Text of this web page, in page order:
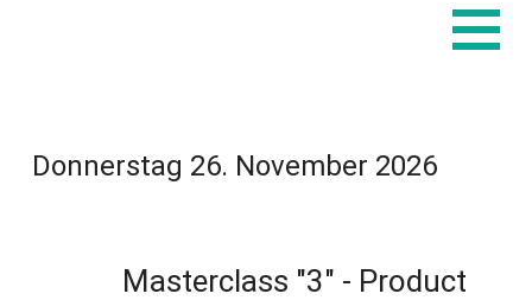
Werbepartner 2026
Donnerstag 26. November 2026
Masterclass "3" - Product